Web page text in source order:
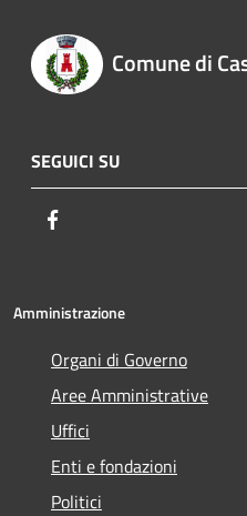
Comune di
SEGUICI SU
Amministrazione
Organi di Governo
Aree Amministrative
Uffici
Enti e fondazioni
Politici